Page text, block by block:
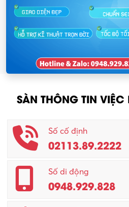
SÀN THÔNG TIN
Số cố định
02113.89.2222
Số di động
0948.929.828